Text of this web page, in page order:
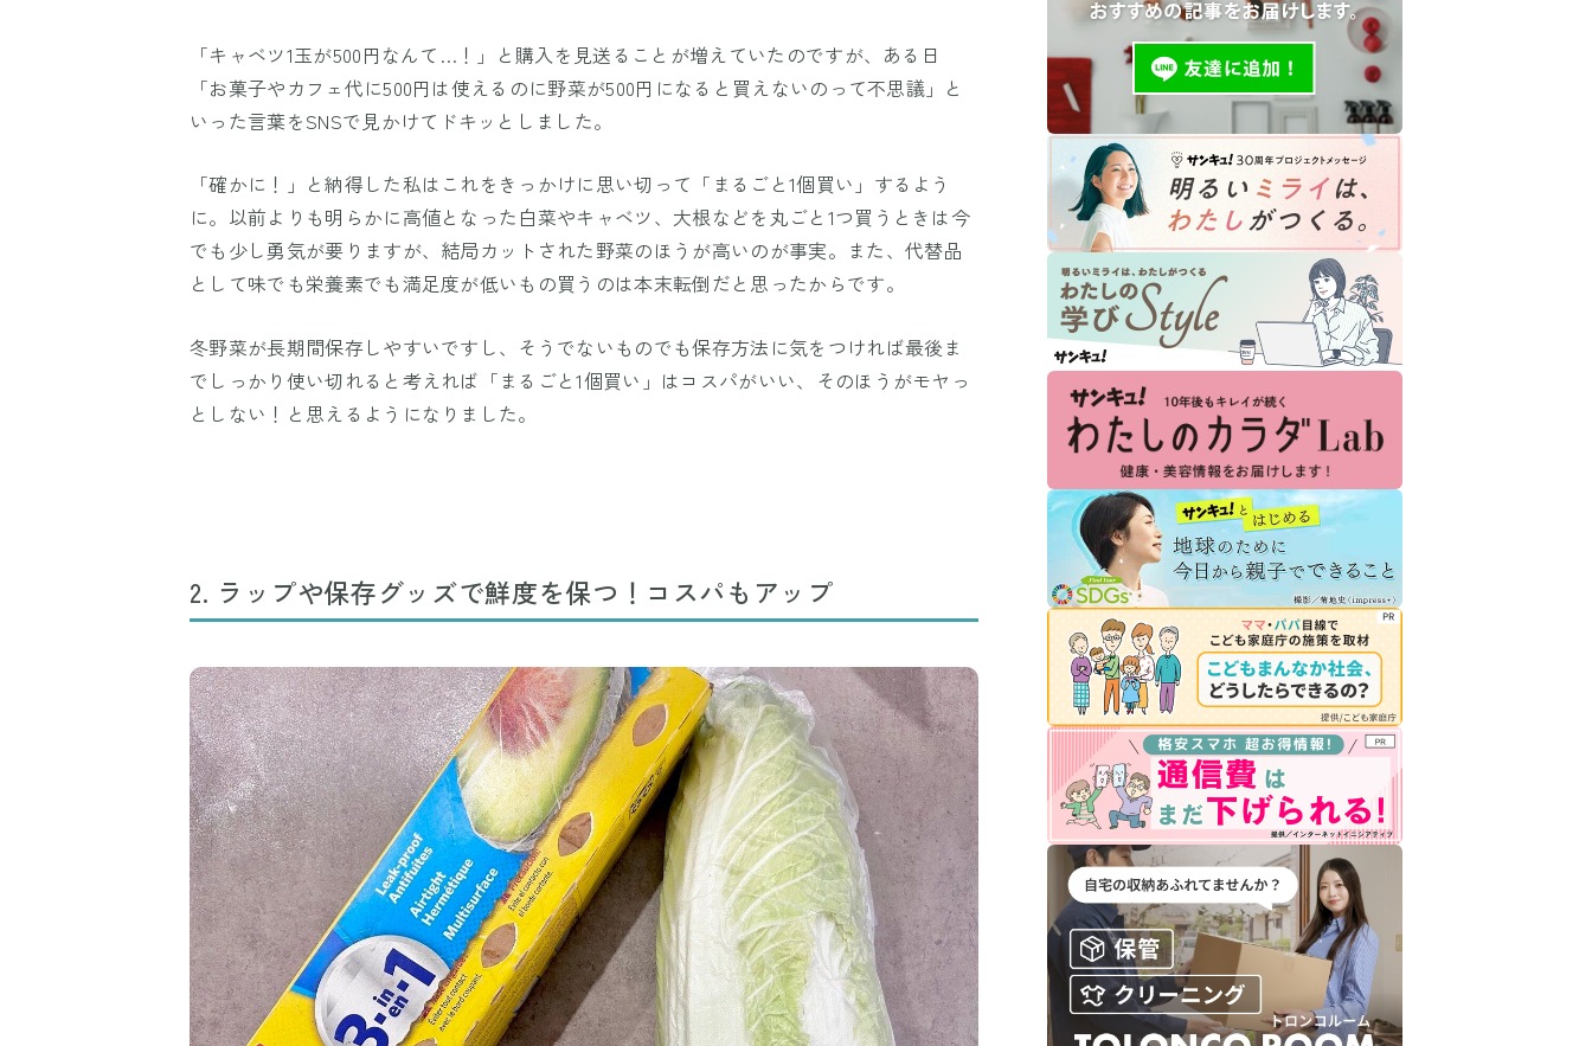
「キャベツ1玉が500円なんて…！」と購入を見送ることが増えていたのですが、ある日
「お菓子やカフェ代に500円は使えるのに野菜が500円になると買えないのって不思議」と
いった言葉をSNSで見かけてドキッとしました。
「確かに！」と納得した私はこれをきっかけに思い切って「まるごと1個買い」するよう
に。以前よりも明らかに高値となった白菜やキャベツ、大根などを丸ごと1つ買うときは今
でも少し勇気が要りますが、結局カットされた野菜のほうが高いのが事実。また、代替品
として味でも栄養素でも満足度が低いもの買うのは本末転倒だと思ったからです。
冬野菜が長期間保存しやすいですし、そうでないものでも保存方法に気をつければ最後ま
でしっかり使い切れると考えれば「まるごと1個買い」はコスパがいい、そのほうがモヤっ
としない！と思えるようになりました。
2. ラップや保存グッズで鮮度を保つ！コスパもアップ